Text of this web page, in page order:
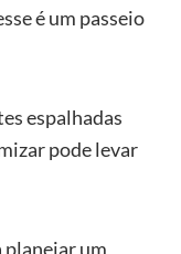
é um passeio
espalhadas
pode levar
planejar um